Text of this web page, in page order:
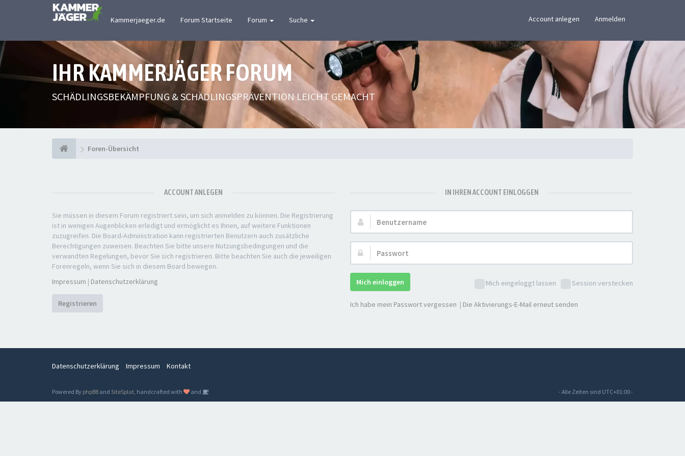
Kammerjaeger.de Forum Startseite Forum Suche Account anlegen Anmelden
IHR KAMMERJÄGER FORUM
SCHÄDLINGSBEKÄMPFUNG & SCHÄDLINGSPRÄVENTION LEICHT GEMACHT
Foren-Übersicht
ACCOUNT ANLEGEN
Sie müssen in diesem Forum registriert sein, um sich anmelden zu können. Die Registrierung
ist in wenigen Augenblicken erledigt und ermöglicht es Ihnen, auf weitere Funktionen
zuzugreifen. Die Board-Administration kann registrierten Benutzern auch zusätzliche
Berechtigungen zuweisen. Beachten Sie bitte unsere Nutzungsbedingungen und die
verwandten Regelungen, bevor Sie sich registrieren. Bitte beachten Sie auch die jeweiligen
Forenregeln, wenn Sie sich in diesem Board bewegen.
Impressum | Datenschutzerklärung
Registrieren
IN IHREN ACCOUNT EINLOGGEN
Benutzername:
Passwort:
Mich eingeloggt lassen Session verstecken
Mich einloggen
Ich habe mein Passwort vergessen | Die Aktivierungs-E-Mail erneut senden
Datenschutzerklärung Impressum Kontakt
Powered By phpBB and SiteSplat, handcrafted with and - Alle Zeiten sind UTC+01:00-